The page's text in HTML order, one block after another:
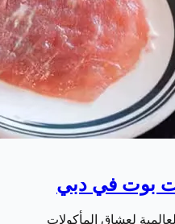
بوت في دبي
لعشاق المأكولات